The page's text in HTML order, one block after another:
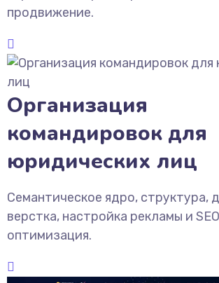
продвижение.
Организация
командировок для
юридических лиц
Семантическое ядро, структура,
верстка, настройка рекламы и SEO
оптимизация.